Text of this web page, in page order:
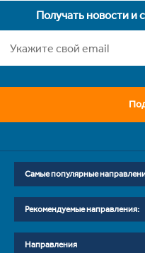
Получать новости
Самые популярные
Рекомендуемые направления:
Направления